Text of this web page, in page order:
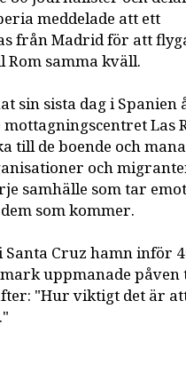
meddelade att ett
från Madrid för att
samma kväll.
sin sista dag i Spanien
Las
till de boende och
och
samhälle som tar emot
som kommer.
Santa Cruz hamn inför
uppmanade
"Hur viktigt det är